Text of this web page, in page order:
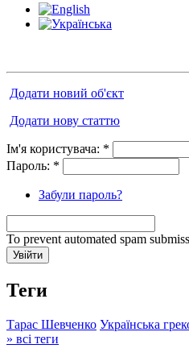
Додати новий об'єкт
Додати нову статтю
Ім'я користувача: *
Пароль: *
Забули пароль?
To prevent automated spam
Теги
Тарас Шевченко Українська
» всі теги